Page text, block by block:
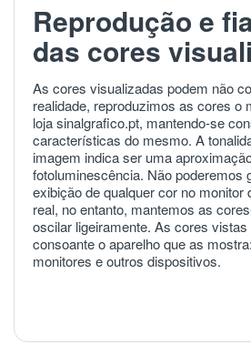
Reprodução e
das cores
As cores visualizadas podem não
realidade, reproduzimos as cores o
loja sinalgrafico.pt, mantendo-se
características do mesmo. A
imagem indica ser uma
fotoluminescência. Não poderemos
exibição de qualquer cor no monitor
real, no entanto, mantemos as
oscilar ligeiramente. As cores
consoante o aparelho que as
monitores e outros dispositivos.